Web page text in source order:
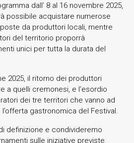
dall’ 8 al 16 novembre 2025,
possibile acquistare numerose
da produttori locali, mentre
del territorio proporrà
unici per tutta la durata del
2025, il ritorno dei produttori
a quelli cremonesi, e l’esordio
dei tre territori che vanno ad
gastronomica del Festival.
definizione e condivideremo
sulle iniziative previste.